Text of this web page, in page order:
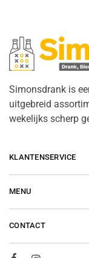
Simonsdrank is
uitgebreid
wekelijks scherp
KLANTENSERVICE
MENU
CONTACT